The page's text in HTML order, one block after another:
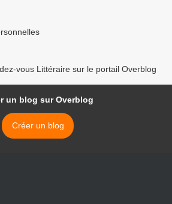
vous Littéraire sur le portail Overblog
un blog sur Overblog
Créer un blog